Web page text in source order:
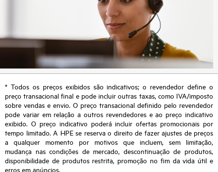
* Todos os preços exibidos são indicativos; o revendedor define o
preço transacional final e pode incluir outras taxas, como IVA/imposto
sobre vendas e envio. O preço transacional definido pelo revendedor
pode variar em relação a outros revendedores e ao preço indicativo
exibido. O preço indicativo poderá incluir ofertas promocionais por
tempo limitado. A HPE se reserva o direito de fazer ajustes de preços
a qualquer momento por motivos que incluem, sem limitação,
mudança nas condições de mercado, descontinuação de produtos,
disponibilidade de produtos restrita, promoção no fim da vida útil e
erros em anúncios.